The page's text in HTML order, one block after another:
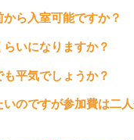
ら入室可能ですか？
いになりますか？
平気でしょうか？
いのですが参加費は二